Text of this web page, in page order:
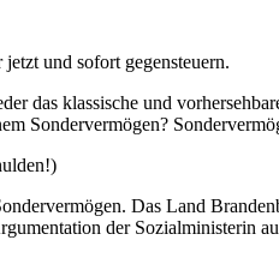
und sofort gegensteuern.
das klassische und
Sondervermögen?
Das Land
der Sozialministerin